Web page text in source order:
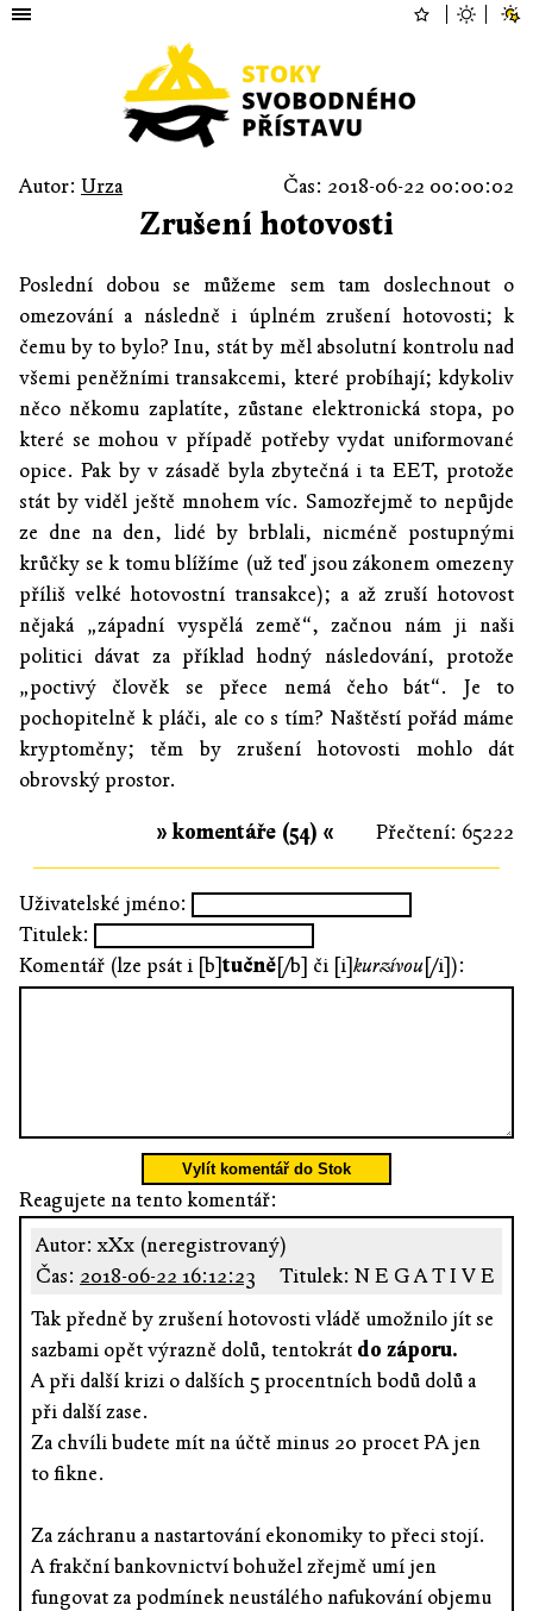
Autor: Urza Čas: 2018-06-22 00:00:02
Zrušení hotovosti
Poslední dobou se můžeme sem tam doslechnout o
omezování a následně i úplném zrušení hotovosti; k
čemu by to bylo? Inu, stát by měl absolutní kontrolu nad
všemi peněžními transakcemi, které probíhají; kdykoliv
něco někomu zaplatíte, zůstane elektronická stopa, po
které se mohou v případě potřeby vydat uniformované
opice. Pak by v zásadě byla zbytečná i ta EET, protože
stát by viděl ještě mnohem víc. Samozřejmě to nepůjde
ze dne na den, lidé by brblali, nicméně postupnými
krůčky se k tomu blížíme (už teď jsou zákonem omezeny
příliš velké hotovostní transakce); a až zruší hotovost
nějaká „západní vyspělá země“, začnou nám ji naši
politici dávat za příklad hodný následování, protože
„poctivý člověk se přece nemá čeho bát“. Je to
pochopitelně k pláči, ale co s tím? Naštěstí pořád máme
kryptoměny; těm by zrušení hotovosti mohlo dát
obrovský prostor.
Přečtení: 65222
» komentáře (54) «
Uživatelské jméno:
Titulek:
Komentář (lze psát i [b]tučně[/b] či [i]kurzívou[/i]):
Vylít komentář do Stok
Reagujete na tento komentář:
Autor: xXx (neregistrovaný)
Čas: 2018-06-22 16:12:23
Titulek: N E G A T I V E
Tak předně by zrušení hotovosti vládě umožnilo jít se
sazbami opět výrazně dolů, tentokrát do záporu.
A při další krizi o dalších 5 procentních bodů dolů a
při další zase.
Za chvíli budete mít na účtě minus 20 procet PA jen
to fikne.
Za záchranu a nastartování ekonomiky to přeci stojí.
A frakční bankovnictví bohužel zřejmě umí jen
fungovat za podmínek neustálého nafukování objemu